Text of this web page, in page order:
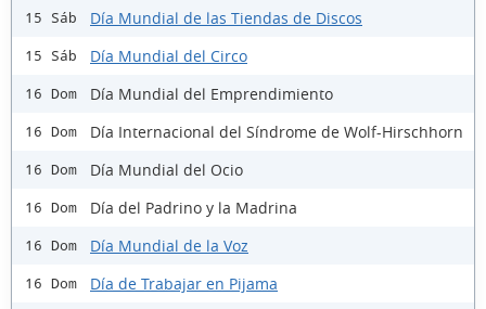
15 Sáb Día Mundial de las Tiendas de Discos
15 Sáb Día Mundial del Circo
16 Dom Día Mundial del Emprendimiento
16 Dom Día Internacional del Síndrome de Wolf-Hirschhorn
16 Dom Día Mundial del Ocio
16 Dom Día del Padrino y la Madrina
16 Dom Día Mundial de la Voz
16 Dom Día de Trabajar en Pijama